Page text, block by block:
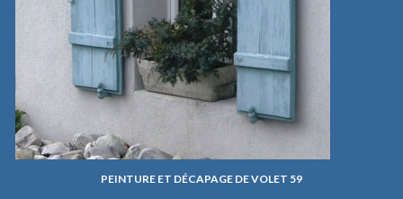
PEINTURE ET DÉCAPAGE DE VOLET 59